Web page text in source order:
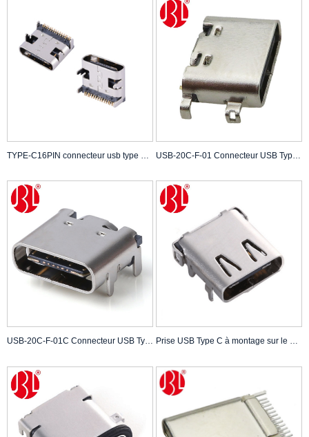
USB-20C-F-01C Connecteur USB Type C 16PIN dans les chargeurs Type SMT MID-MOUNT unique Prise USB Type C à montage sur le dessus 24 broches DIP + SMT Type de soudure, connecteur USB C femelle